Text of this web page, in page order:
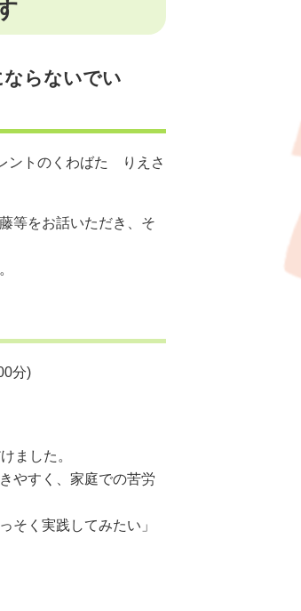
らないでい
ントのくわばた りえさ
等をお話いただき、そ
分)
ました。
やすく、家庭での苦労
そく実践してみたい」